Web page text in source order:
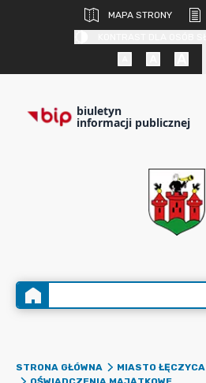
MAPA STRONY
biuletyn
informacji publicznej
STRONA GŁÓWNA
MIASTO ŁĘCZYCA